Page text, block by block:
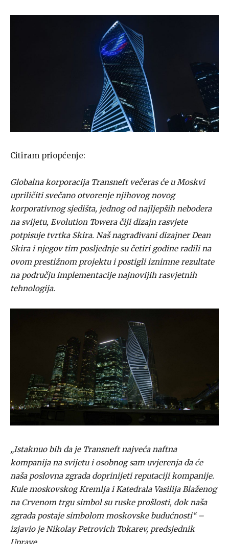
Citiram priopćenje:
Globalna korporacija Transneft večeras će u Moskvi
upriličiti svečano otvorenje njihovog novog
korporativnog sjedišta, jednog od najljepših nebodera
na svijetu, Evolution Towera čiji dizajn rasvjete
potpisuje tvrtka Skira. Naš nagrađivani dizajner Dean
Skira i njegov tim posljednje su četiri godine radili na
ovom prestižnom projektu i postigli iznimne rezultate
na području implementacije najnovijih rasvjetnih
tehnologija.
„Istaknuo bih da je Transneft najveća naftna
kompanija na svijetu i osobnog sam uvjerenja da će
naša poslovna zgrada doprinijeti reputaciji kompanije.
Kule moskovskog Kremlja i Katedrala Vasilija Blaženog
na Crvenom trgu simbol su ruske prošlosti, dok naša
zgrada postaje simbolom moskovske budućnosti“ –
izjavio je Nikolay Petrovich Tokarev, predsjednik